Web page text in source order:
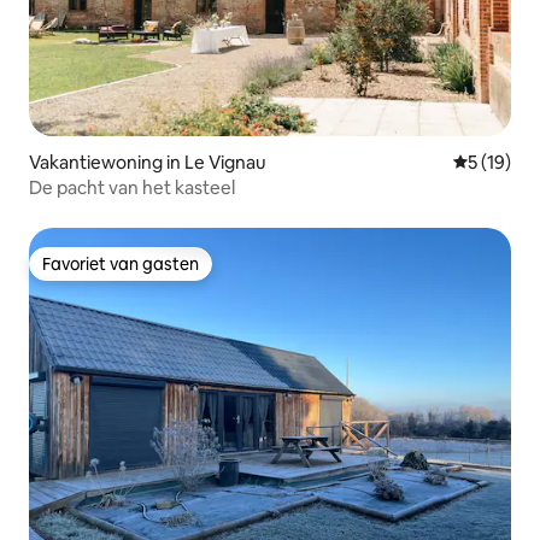
Vakantiewoning in Le Vignau
5 (19)
De pacht van het kasteel
Favoriet van gasten
Favoriet van gasten